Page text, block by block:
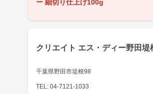
ー 細切り仕上げ100g
クリエイト エス・ディー野田堤
千葉県野田市堤根98
TEL: 04-7121-1033